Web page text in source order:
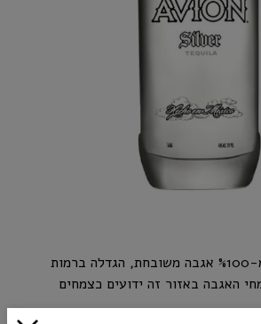
טקילה אביון מיוצרת מ-%100 אגבה משובחת, הגדלה ברמות
האגבה באזור זה ידועים כצמחים
טקילה, הודות לתכולת המינרלים הגבוהה